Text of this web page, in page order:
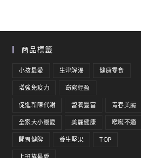
商品標籤
小孩最愛 生津解渴 健康零食
增強免疫力 窈窕輕盈
促進新陳代謝 營養豐富 青春美麗
全家大小最愛 美麗健康 喉嚨不適
開胃健脾 養生堅果 TOP